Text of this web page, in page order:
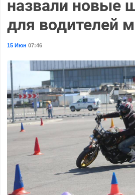
назвали новые
для водителей
15 Июн 07:46